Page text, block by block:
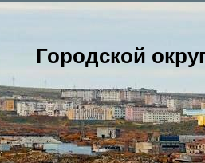
Городской